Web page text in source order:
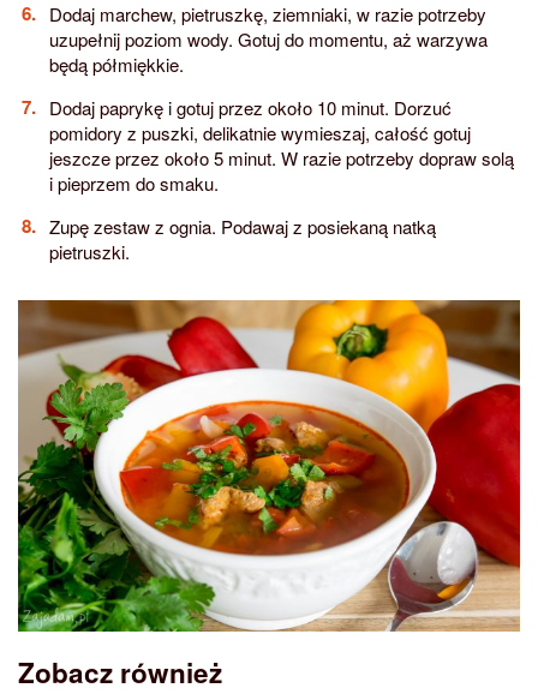
Dodaj marchew, pietruszkę, ziemniaki, w razie potrzeby
uzupełnij poziom wody. Gotuj do momentu, aż warzywa
będą półmiękkie.
Dodaj paprykę i gotuj przez około 10 minut. Dorzuć
pomidory z puszki, delikatnie wymieszaj, całość gotuj
jeszcze przez około 5 minut. W razie potrzeby dopraw solą
i pieprzem do smaku.
Zupę zestaw z ognia. Podawaj z posiekaną natką
pietruszki.
Zobacz również